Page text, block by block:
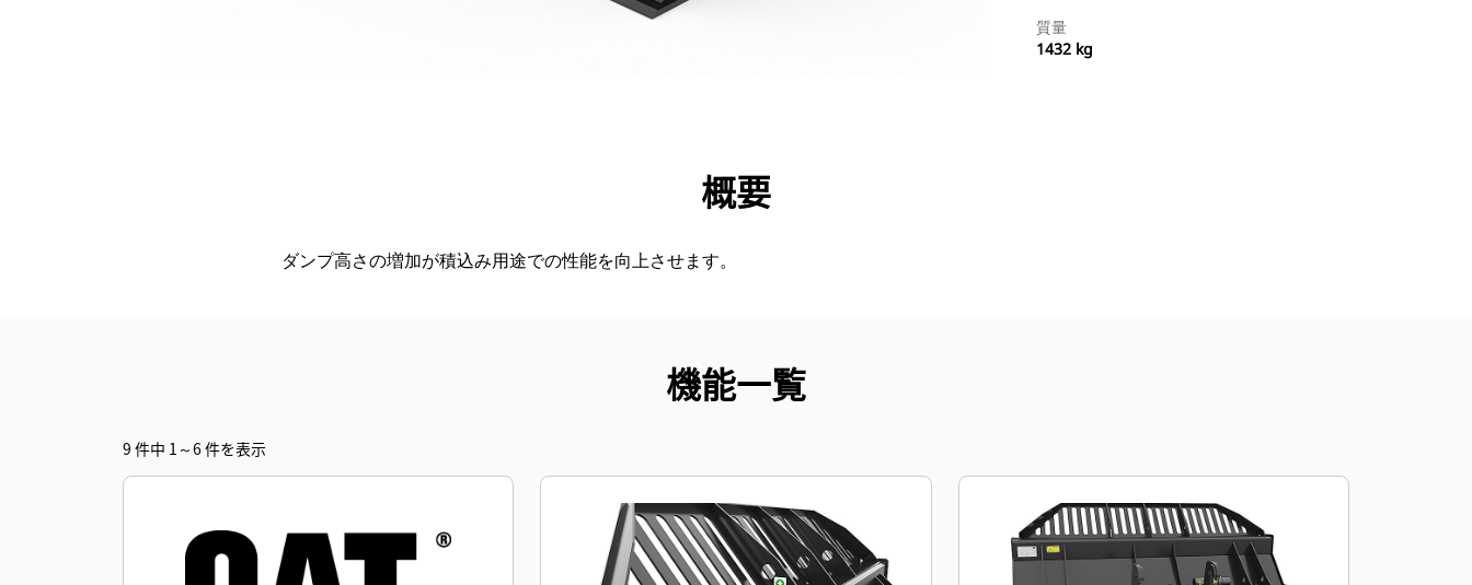
質量
1432 kg
ツアー
概要
ダンプ高さの増加が積込み用途での性能を向上させます。
機能一覧
9 件中 1～6 件を表示